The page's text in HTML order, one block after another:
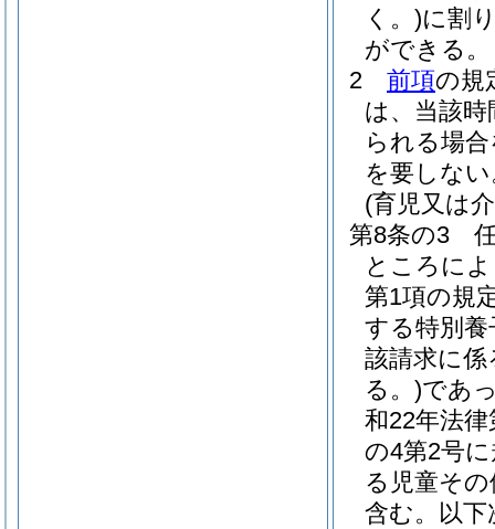
く。)に割
ができる。
2
前項の規
は、当該
られる場
を要しな
(育児又は
第8条の3
ところに
第1項の規
する特別
該請求に
る。)であ
和22年法律
の4第2号
る児童そ
含む。以